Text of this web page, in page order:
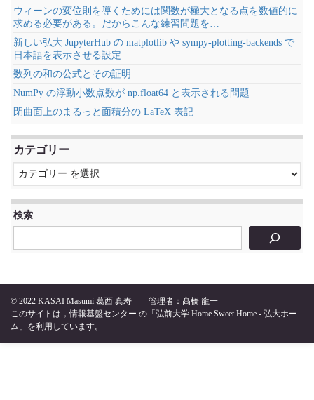
ウィーンの変位則を導くためには関数が極大となる点を数値的に
求める必要がある。だからこんな練習問題を…
新しい弘大 JupyterHub の matplotlib や sympy-plotting-backends で
日本語を表示させる設定
数列の和の公式とその証明
NumPy の浮動小数点数が np.float64 と表示される問題
閉曲面上のまるっと面積分の LaTeX 表記
カテゴリー
検索
© 2022 KASAI Masumi 葛西 真寿 管理者：髙橋 龍一
このサイトは，情報基盤センター の 「弘前大学 Home Sweet Home - 弘大ホー
ム」 を利用しています。